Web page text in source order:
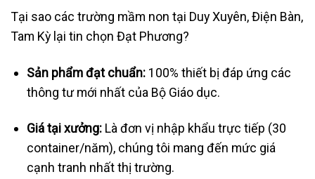
Tại sao các trường mầm non tại Duy Xuyên, Điện Bàn,
Tam Kỳ lại tin chọn Đạt Phương?
Sản phẩm đạt chuẩn: 100% thiết bị đáp ứng các
thông tư mới nhất của Bộ Giáo dục.
Giá tại xưởng: Là đơn vị nhập khẩu trực tiếp (30
container/năm), chúng tôi mang đến mức giá
cạnh tranh nhất thị trường.